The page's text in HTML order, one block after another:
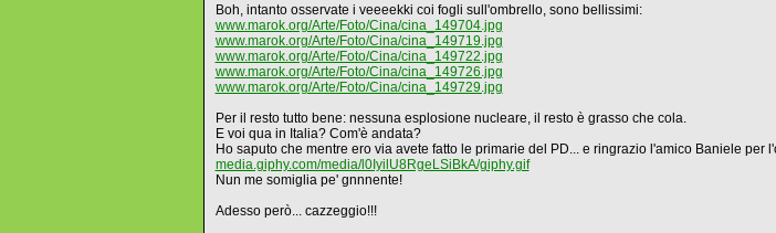
Boh, intanto osservate i veeeekki coi fogli sull'ombrello, sono bellissimi:
www.marok.org/Arte/Foto/Cina/cina_149704.jpg
www.marok.org/Arte/Foto/Cina/cina_149719.jpg
www.marok.org/Arte/Foto/Cina/cina_149722.jpg
www.marok.org/Arte/Foto/Cina/cina_149726.jpg
www.marok.org/Arte/Foto/Cina/cina_149729.jpg
Per il resto tutto bene: nessuna esplosione nucleare, il resto è grasso che cola.
E voi qua in Italia? Com'è andata?
Ho saputo che mentre ero via avete fatto le primarie del PD... e ringrazio l'amico Baniele per
media.giphy.com/media/l0IyilU8RgeLSiBkA/giphy.gif
Nun me somiglia pe' gnnnente!
Adesso però... cazzeggio!!!